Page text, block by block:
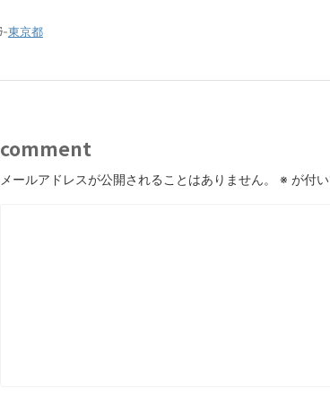
-東京都
comment
メールアドレスが公開されることはありません。 ※ が付